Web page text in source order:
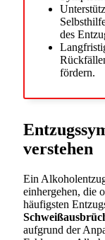
des
fördern.
verstehen
Ein
einhergehen, die
häufigsten
aufgrund der